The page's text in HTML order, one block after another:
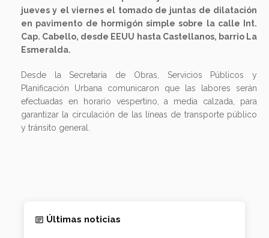
jueves y el viernes el tomado de juntas de dilatación
en pavimento de hormigón simple sobre la calle Int.
Cap. Cabello, desde EEUU hasta Castellanos, barrio La
Esmeralda.
Desde la Secretaría de Obras, Servicios Públicos y
Planificación Urbana comunicaron que las labores serán
efectuadas en horario vespertino, a media calzada, para
garantizar la circulación de las líneas de transporte público
y tránsito general.
Últimas noticias